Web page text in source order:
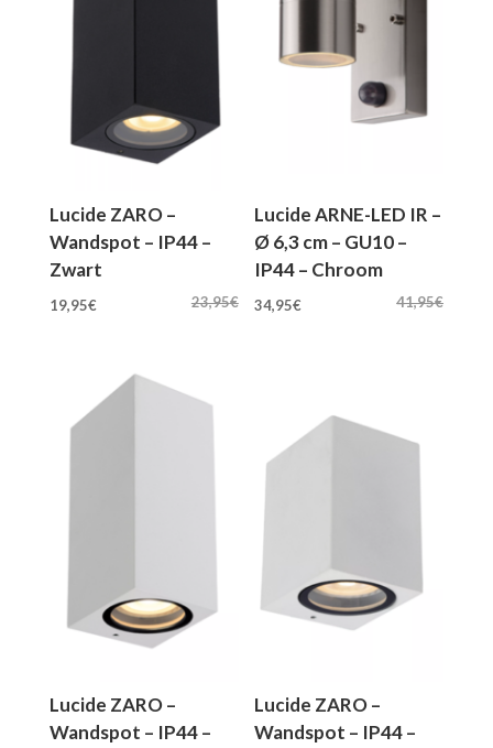
Lucide ZARO –
Wandspot – IP44 –
Zwart
23,95€
Oorspronkelijke
23,95€.
19,95€Huidige
19,95€.
Lucide ARNE-LED IR –
Ø 6,3 cm – GU10 –
IP44 – Chroom
41,95€
Oorspronkelijke
34,95€
Lucide ZARO –
Wandspot – IP44 –
Lucide ZARO –
Wandspot – IP44 –